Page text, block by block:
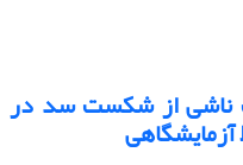
ناشی از شکست سد در